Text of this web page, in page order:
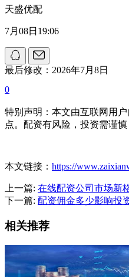
天盛优配
7月08日19:06
最后修改：2026年7月8日
0
特别声明：本文由互联网用
点。配资有风险，投资需谨慎
本文链接： https://
上一篇: 在线配资公司市场新
下一篇: 配资佣金多少影响投
相关推荐